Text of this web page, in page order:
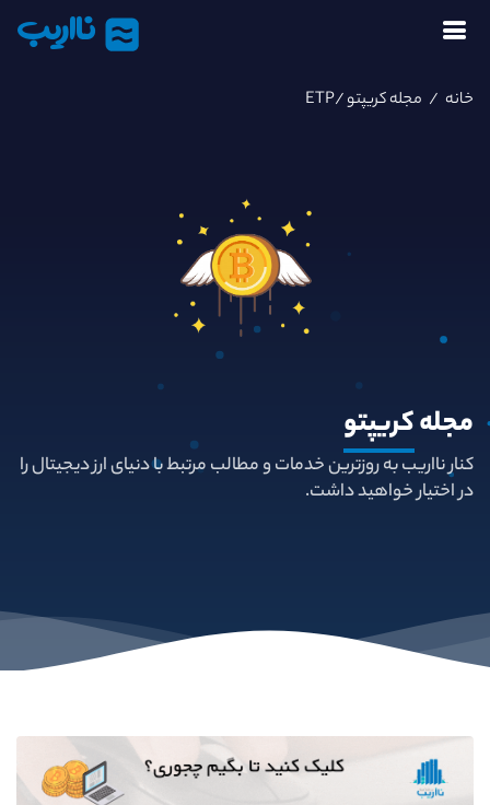
نااریب
خانه / مجله کریپتو/ETP
مجلهکریپتو
کنار نااریب به روزترین خدمات و مطالب مرتبط با دنیای ارز دیجیتال را
در اختیار خواهید داشت.